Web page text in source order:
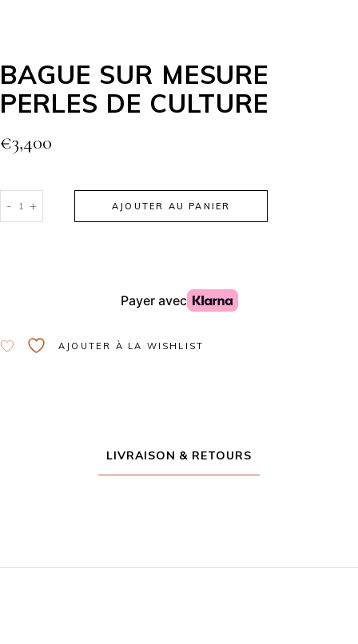
BAGUE SUR MESURE
PERLES DE CULTURE
€3,400
- + AJOUTER AU PANIER
AJOUTER À LA WISHLIST
LIVRAISON & RETOURS